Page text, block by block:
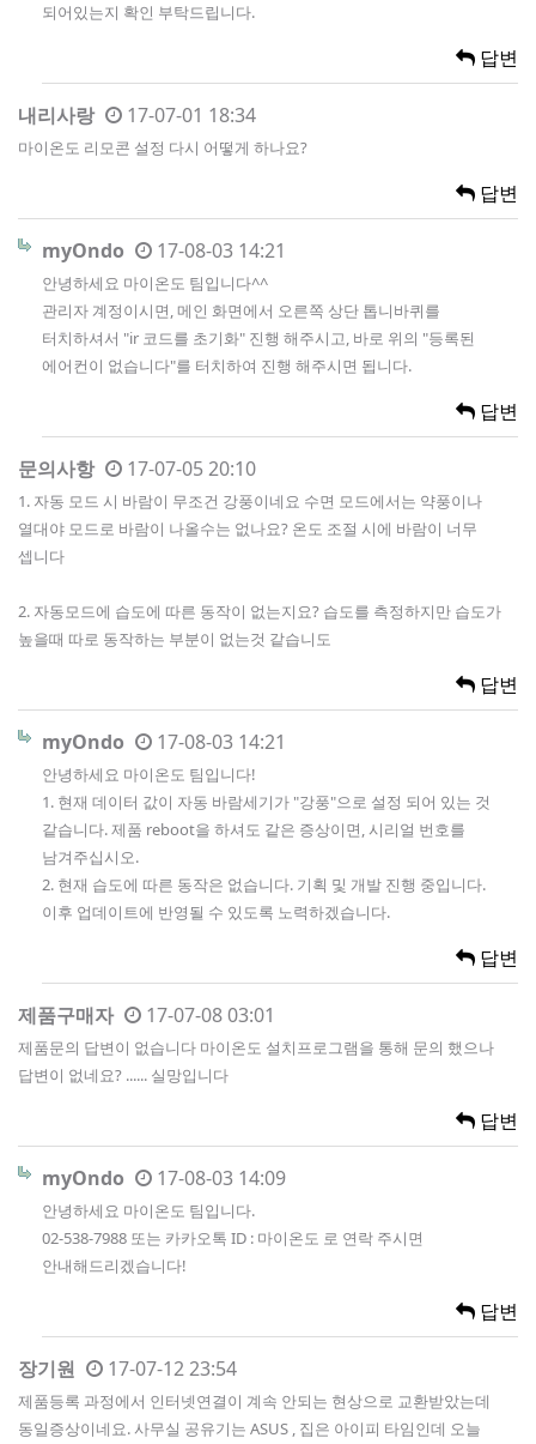
되어있는지 확인 부탁드립니다.
답변
내리사랑 17-07-01 18:34
마이온도 리모콘 설정 다시 어떻게 하나요?
답변
myOndo 17-08-03 14:21
안녕하세요 마이온도 팀입니다^^
관리자 계정이시면, 메인 화면에서 오른쪽 상단 톱니바퀴를
터치하셔서 "ir 코드를 초기화" 진행 해주시고, 바로 위의 "등록된
에어컨이 없습니다"를 터치하여 진행 해주시면 됩니다.
답변
문의사항 17-07-05 20:10
1. 자동 모드 시 바람이 무조건 강풍이네요 수면 모드에서는 약풍이나
열대야 모드로 바람이 나올수는 없나요? 온도 조절 시에 바람이 너무
셉니다
2. 자동모드에 습도에 따른 동작이 없는지요? 습도를 측정하지만 습도가
높을때 따로 동작하는 부분이 없는것 같습니도
답변
myOndo 17-08-03 14:21
안녕하세요 마이온도 팀입니다!
1. 현재 데이터 값이 자동 바람세기가 "강풍"으로 설정 되어 있는 것
같습니다. 제품 reboot을 하셔도 같은 증상이면, 시리얼 번호를
남겨주십시오.
2. 현재 습도에 따른 동작은 없습니다. 기획 및 개발 진행 중입니다.
이후 업데이트에 반영될 수 있도록 노력하겠습니다.
답변
제품구매자 17-07-08 03:01
제품문의 답변이 없습니다 마이온도 설치프로그램을 통해 문의 했으나
답변이 없네요? ...... 실망입니다
답변
myOndo 17-08-03 14:09
안녕하세요 마이온도 팀입니다.
02-538-7988 또는 카카오톡 ID : 마이온도 로 연락 주시면
안내해드리겠습니다!
답변
장기원 17-07-12 23:54
제품등록 과정에서 인터넷연결이 계속 안되는 현상으로 교환받았는데
동일증상이네요. 사무실 공유기는 ASUS , 집은 아이피 타임인데 오늘